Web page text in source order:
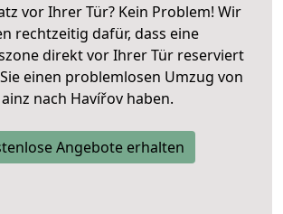
vor Ihrer Tür? Kein Problem! Wir
rechtzeitig dafür, dass eine
direkt vor Ihrer Tür reserviert
einen problemlosen Umzug von
nach Havířov haben.
Angebote erhalten